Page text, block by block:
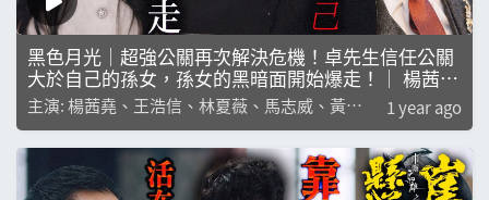
黑色月光｜超強公關再次解決危機！卓先生信任公關
大於自己的孫女，孫女的黑暗面開始爆走！｜ 楊茜堯
｜王浩信｜林夏薇｜馬志威｜黃翠如｜楊卓娜｜
主演: 楊茜堯、王浩信、林夏薇、馬志威、黃翠
如、楊卓娜
1 year ago